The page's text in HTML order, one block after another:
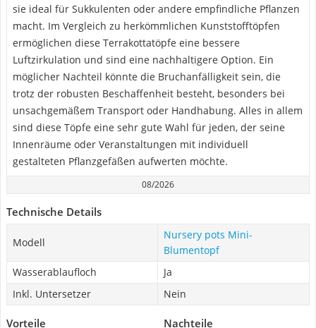
sie ideal für Sukkulenten oder andere empfindliche Pflanzen
macht. Im Vergleich zu herkömmlichen Kunststofftöpfen
ermöglichen diese Terrakottatöpfe eine bessere
Luftzirkulation und sind eine nachhaltigere Option. Ein
möglicher Nachteil könnte die Bruchanfälligkeit sein, die
trotz der robusten Beschaffenheit besteht, besonders bei
unsachgemäßem Transport oder Handhabung. Alles in allem
sind diese Töpfe eine sehr gute Wahl für jeden, der seine
Innenräume oder Veranstaltungen mit individuell
gestalteten Pflanzgefäßen aufwerten möchte.
08/2026
Technische Details
Modell
Nursery pots Mini-
Blumentopf
Wasserablaufloch
Ja
Inkl. Untersetzer
Nein
Vorteile Nachteile